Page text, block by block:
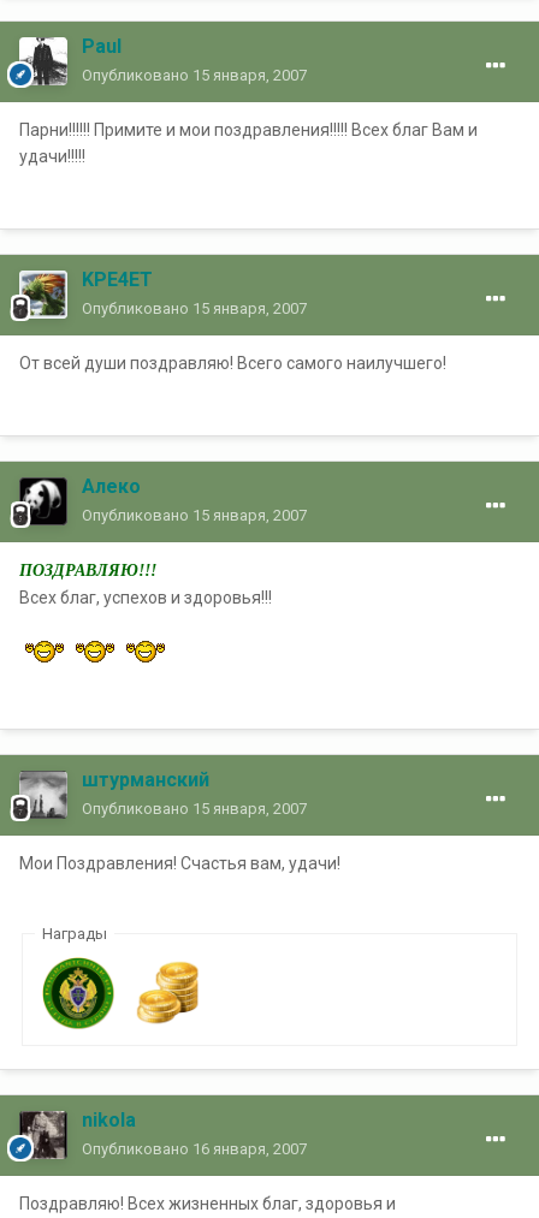
Paul
Опубликовано 15 января, 2007
Парни!!!!!! Примите и мои поздравления!!!!! Всех благ Вам и
удачи!!!!!
KPE4ET
Опубликовано 15 января, 2007
От всей души поздравляю! Всего самого наилучшего!
Алеко
Опубликовано 15 января, 2007
ПОЗДРАВЛЯЮ!!!
Всех благ, успехов и здоровья!!!
штурманский
Опубликовано 15 января, 2007
Мои Поздравления! Счастья вам, удачи!
Награды
nikola
Опубликовано 16 января, 2007
Поздравляю! Всех жизненных благ, здоровья и